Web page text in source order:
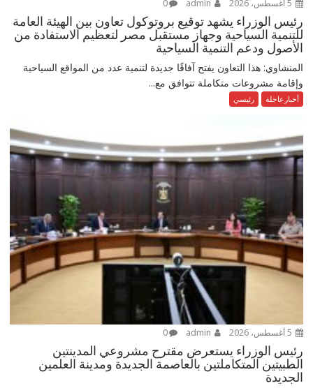
0
رئيس الوزراء يشهد توقيع بروتوكول تعاون بين الهيئة العامة
للتنمية السياحية وجهاز مستقبل مصر لتعظيم الاستفادة من
الأصول ودعم التنمية السياحية
المنشاوي: هذا التعاون يفتح آفاقًا جديدة لتنمية عدد من المواقع السياحية
وإقامة مشروعات متكاملة تتوافق مع...
أخبارعاجلة رئيسي
0
رئيس الوزراء يستعرض مقترح مشروعي المدينتين
الطبيتين المتكاملتين بالعاصمة الجديدة ومدينة العلمين
الجديدة